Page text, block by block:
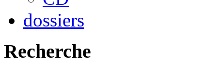
dossiers
Recherche